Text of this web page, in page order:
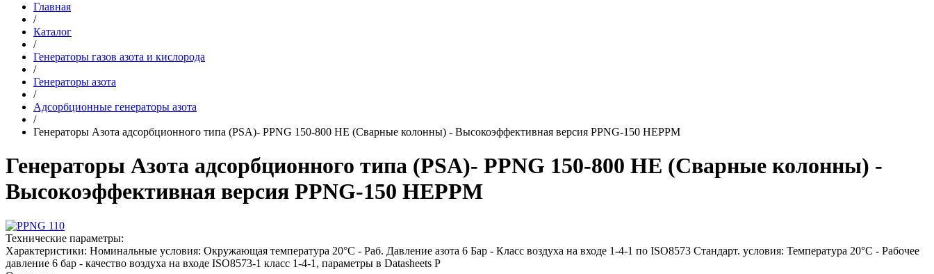
Главная
/
Каталог
/
Генераторы газов азота и кислорода
/
Генераторы азота
/
Адсорбционные генераторы азота
/
Генераторы Азота адсорбционного типа (PSA)- PPNG 150-800 HE (Сварные колонны) - Высокоэффективная версия PPNG-150 HEPPM
Генераторы Азота адсорбционного типа (PSA)- PPNG 150-800 HE (Сварные колонны) -
Высокоэффективная версия PPNG-150 HEPPM
Технические параметры:
Характеристики: Номинальные условия: Окружающая температура 20°C - Раб. Давление азота 6 Бар - Класс воздуха на входе 1-4-1 по ISO8573 Стандарт. условия: Температура 20°C - Рабочее
давление 6 бар - качество воздуха на входе ISO8573-1 класс 1-4-1, параметры в Datasheets Р